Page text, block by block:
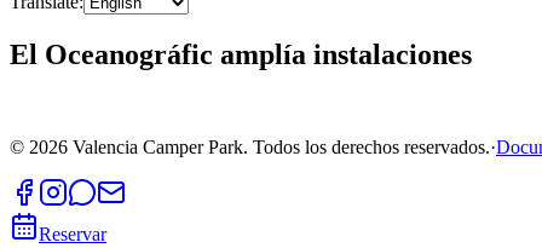
El Oceanográfic amplía instalaciones
© 2026 Valencia Camper Park. Todos los derechos reservados.·
Reservar